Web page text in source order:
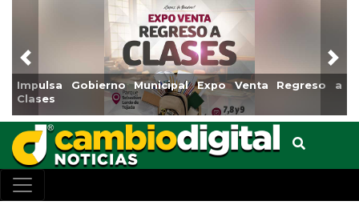
Gobierno Municipal Expo Venta Regreso a
Reabrirá
Previous